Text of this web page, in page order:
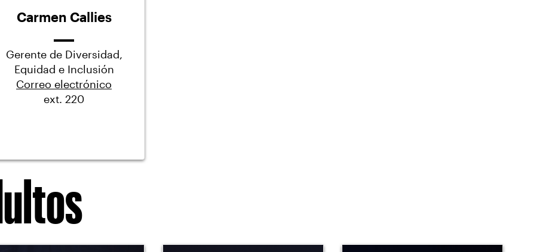
Carmen Callies
Gerente de Diversidad,
Equidad e Inclusión
Correo electrónico
ext. 220